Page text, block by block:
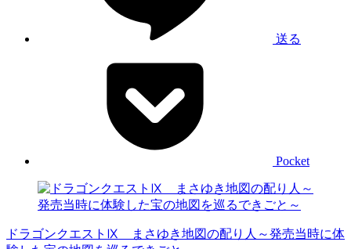
送る
Pocket
ドラゴンクエストⅨ まさゆき地図の配り人～発売当時に体